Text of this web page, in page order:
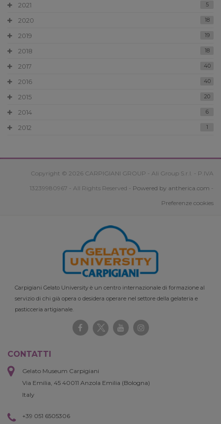
2021 5
2020 18
2019 19
2018 18
2017 40
2016 40
2015 20
2014 6
2012 1
Copyright © 2026 CARPIGIANI GROUP - Ali Group S.r.l. - P.IVA
13239980967 - All Rights Reserved - Powered by antherica.com -
Preferenze cookies
Carpigiani Gelato University è un centro internazionale di formazione al
servizio di chi già opera o desidera operare nel settore della gelateria e
pasticceria artigianale.
CONTATTI
Gelato Museum Carpigiani
Via Emilia, 45 40011 Anzola Emilia (Bologna)
Italy
+39 051 6505306